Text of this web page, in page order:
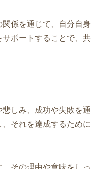
係を通じて、自分自身
ポートすることで、共
しみ、成功や失敗を通
それを達成するために
その理由や意味をしっ